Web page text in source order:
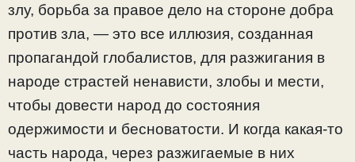
злу, борьба за правое дело на стороне добра
против зла, — это все иллюзия, созданная
пропагандой глобалистов, для разжигания в
народе страстей ненависти, злобы и мести,
чтобы довести народ до состояния
одержимости и бесноватости. И когда какая-то
часть народа, через разжигаемые в них